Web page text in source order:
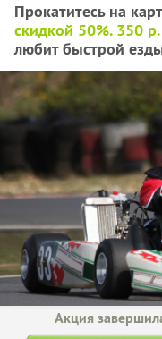
Прокатитесь на
скидкой 50%. 350
любит быстрой
Акция